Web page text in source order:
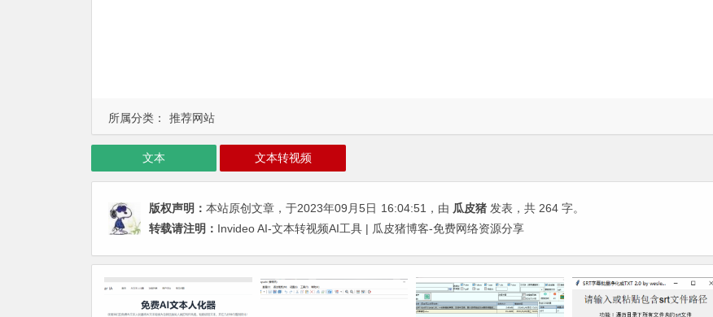
所属分类： 推荐网站
文本 文本转视频
版权声明： 本站原创文章，于2023年09月5日 16:04:51 ，由 瓜皮猪 发表，共 264 字。
转载请注明： Invideo AI-文本转视频AI工具 | 瓜皮猪博客-免费网络资源分享